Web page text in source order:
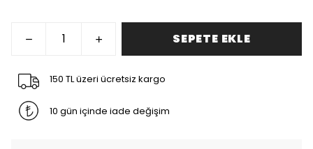
SEPETE EKLE
150 TL üzeri ücretsiz kargo
10 gün içinde iade değişim